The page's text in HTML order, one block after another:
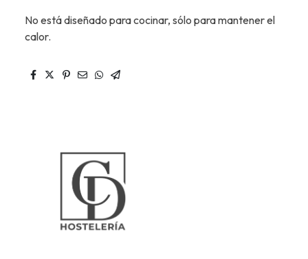
No está diseñado para cocinar, sólo para mantener el
calor.